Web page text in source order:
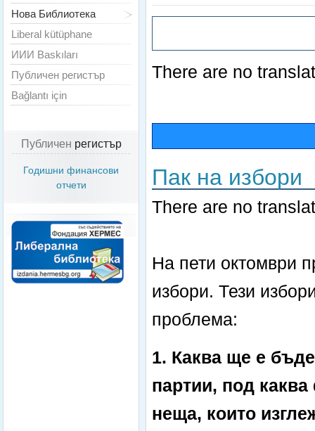
There are no
Пак на избори
There are no
На пети октомври
избори. Тези
проблема:
1. Каква ще е
партии, под
неща, които
Нова Библиотека
Liberal kütüphane
ИИИ Baskıları
Публичен регистър
Bağlantı için
Публичен регистър
Годишни финансови
отчети